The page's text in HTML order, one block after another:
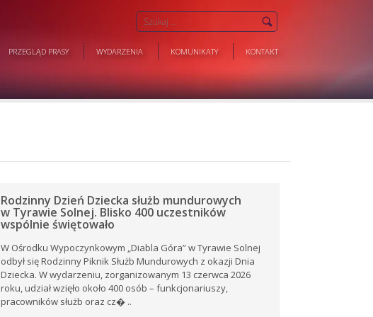
PRZEGLĄD PRASY WYDARZENIA KOMUNIKATY KONTAKT
Rodzinny Dzień Dziecka służb mundurowych
w Tyrawie Solnej. Blisko 400 uczestników
wspólnie świętowało
W Ośrodku Wypoczynkowym „Diabla Góra” w Tyrawie Solnej
odbył się Rodzinny Piknik Służb Mundurowych z okazji Dnia
Dziecka. W wydarzeniu, zorganizowanym 13 czerwca 2026
roku, udział wzięło około 400 osób – funkcjonariuszy,
pracowników służb oraz cz� ..